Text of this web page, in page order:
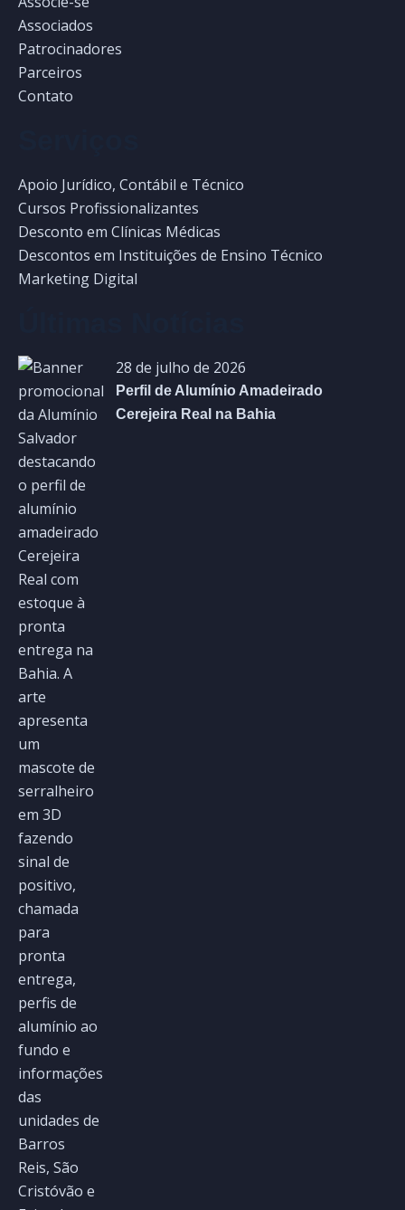
Associados
Patrocinadores
Parceiros
Contato
Apoio Jurídico, Contábil e Técnico
Cursos Profissionalizantes
Desconto em Clínicas Médicas
Descontos em Instituições de Ensino Técnico
Marketing Digital
28 de julho de 2026
Perfil de Alumínio Amadeirado
Cerejeira Real na Bahia